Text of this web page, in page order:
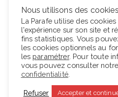
italien, écrivain, poète,
réalisateur, qui avait rêvé
théâtrale à son œuvre,
dizaine d’acteurs à
Maillet réalise ce rêve et
singulier, qui offre le récit
une famille et en désaxe
Nous utilisons des cookies
La Parafe utilise des
l'expérience sur son site et
fins statistiques. Vous
les cookies optionnels au
les paramétrer. Pour toute
vous pouvez consulter notre
confidentialité.
Refuser Accepter et